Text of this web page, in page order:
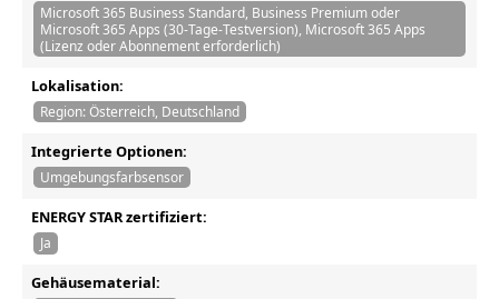
Microsoft 365 Business Standard, Business Premium oder
Microsoft 365 Apps (30-Tage-Testversion), Microsoft 365 Apps
(Lizenz oder Abonnement erforderlich)
Lokalisation:
Region: Österreich, Deutschland
Integrierte Optionen:
Umgebungsfarbsensor
ENERGY STAR zertifiziert:
Ja
Gehäusematerial: